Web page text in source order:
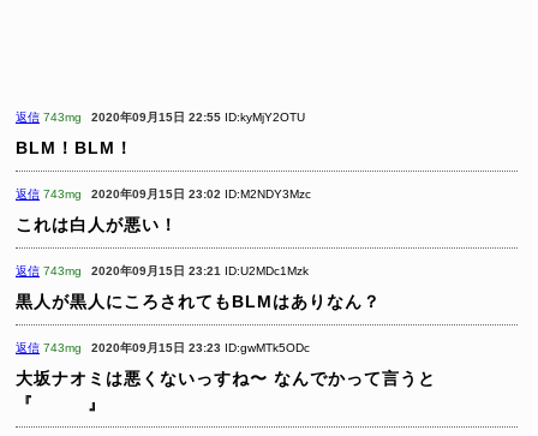
返信 743mg 2020年09月15日 22:55 ID:kyMjY2OTU
BLM！BLM！
返信 743mg 2020年09月15日 23:02 ID:M2NDY3Mzc
これは白人が悪い！
返信 743mg 2020年09月15日 23:21 ID:U2MDc1Mzk
黒人が黒人にころされてもBLMはありなん？
返信 743mg 2020年09月15日 23:23 ID:gwMTk5ODc
大坂ナオミは悪くないっすね〜 なんでかって言うと
『 』